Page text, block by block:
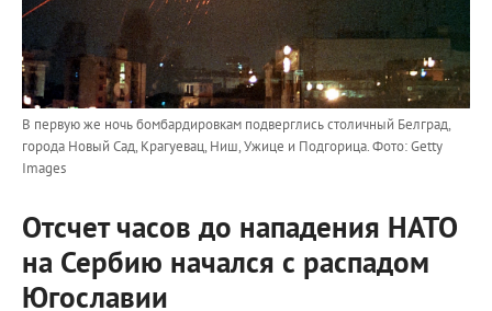
В первую же ночь бомбардировкам подверглись столичный Белград,
города Новый Сад, Крагуевац, Ниш, Ужице и Подгорица.Фото: Getty
Images
Отсчет часов до нападения НАТО
на Сербию начался с распадом
Югославии